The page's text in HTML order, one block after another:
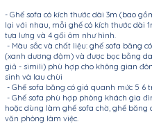
- Ghế sofa có kích thước dài 3m (bao
lại với nhau, mỗi ghế có kích thước dài
tựa lưng và 4 gối ôm như hình.
- Màu sắc và chất liệu: ghế sofa băng
(xanh dương đậm) và được bọc bằng
giả - simili) phù hợp cho không gian
sinh và lau chùi
- Ghế sofa băng có giá quanh mức 5 6
- Ghế sofa phù hợp phòng khách gia
hoặc dùng làm ghế sofa chờ, ghế băng
văn phòng làm việc.